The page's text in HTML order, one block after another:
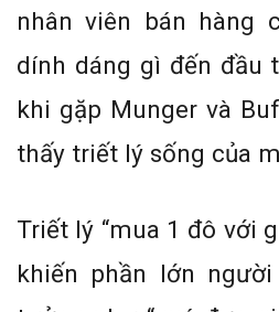
nhân viên bán hàng
dính dáng gì đến đầu
khi gặp Munger và
thấy triết lý sống của
Triết lý “mua 1 đô với
khiến phần lớn